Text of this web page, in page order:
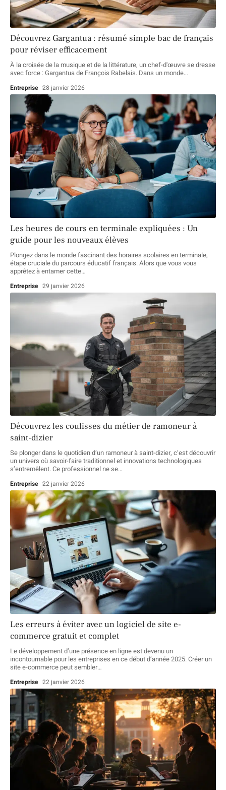
Découvrez Gargantua : résumé simple bac de français
pour réviser efficacement
À la croisée de la musique et de la littérature, un chef-d'œuvre se dresse
avec force : Gargantua de François Rabelais. Dans un monde…
Entreprise 28 janvier 2026
Les heures de cours en terminale expliquées : Un
guide pour les nouveaux élèves
Plongez dans le monde fascinant des horaires scolaires en terminale,
étape cruciale du parcours éducatif français. Alors que vous vous
apprêtez à entamer cette…
Entreprise 29 janvier 2026
Découvrez les coulisses du métier de ramoneur à
saint-dizier
Se plonger dans le quotidien d’un ramoneur à saint-dizier, c’est découvrir
un univers où savoir-faire traditionnel et innovations technologiques
s’entremêlent. Ce professionnel ne se…
Entreprise 22 janvier 2026
Les erreurs à éviter avec un logiciel de site e-
commerce gratuit et complet
Le développement d’une présence en ligne est devenu un
incontournable pour les entreprises en ce début d’année 2025. Créer un
site e-commerce peut sembler…
Entreprise 22 janvier 2026